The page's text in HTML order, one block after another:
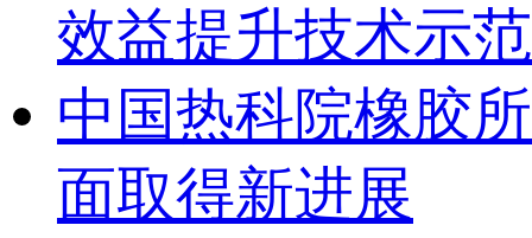
效益提升技术示
中国热科院橡胶
面取得新进展